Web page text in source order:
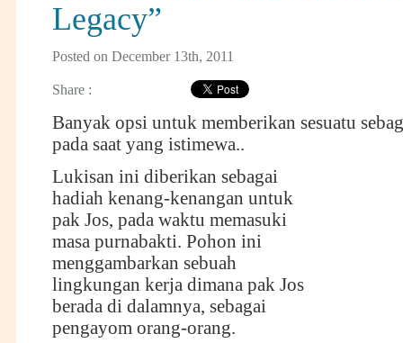
Legacy”
Posted on December 13th, 2011
Share :
Banyak opsi untuk memberikan sesuatu
pada saat yang istimewa..
Lukisan ini diberikan sebagai
hadiah kenang-kenangan untuk
pak Jos, pada waktu memasuki
masa purnabakti. Pohon ini
menggambarkan sebuah
lingkungan kerja dimana pak Jos
berada di dalamnya, sebagai
pengayom orang-orang.